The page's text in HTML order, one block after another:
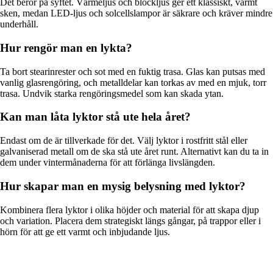
Det beror på syftet. Värmeljus och blockljus ger ett klassiskt, varmt
sken, medan LED-ljus och solcellslampor är säkrare och kräver mindre
underhåll.
Hur rengör man en lykta?
Ta bort stearinrester och sot med en fuktig trasa. Glas kan putsas med
vanlig glasrengöring, och metalldelar kan torkas av med en mjuk, torr
trasa. Undvik starka rengöringsmedel som kan skada ytan.
Kan man låta lyktor stå ute hela året?
Endast om de är tillverkade för det. Välj lyktor i rostfritt stål eller
galvaniserad metall om de ska stå ute året runt. Alternativt kan du ta in
dem under vintermånaderna för att förlänga livslängden.
Hur skapar man en mysig belysning med lyktor?
Kombinera flera lyktor i olika höjder och material för att skapa djup
och variation. Placera dem strategiskt längs gångar, på trappor eller i
hörn för att ge ett varmt och inbjudande ljus.